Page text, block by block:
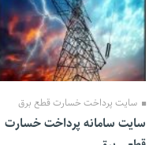
15 تیر 1400
سایت پرداخت خسارت قطع برق
سایت سامانه پرداخت خسارت